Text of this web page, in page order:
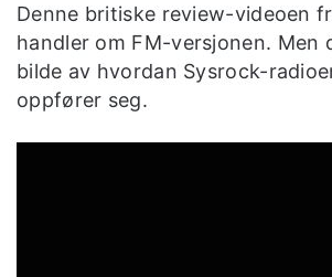
Denne britiske review-videoen
handler om FM-versjonen. Men
bilde av hvordan Sysrock-
oppfører seg.